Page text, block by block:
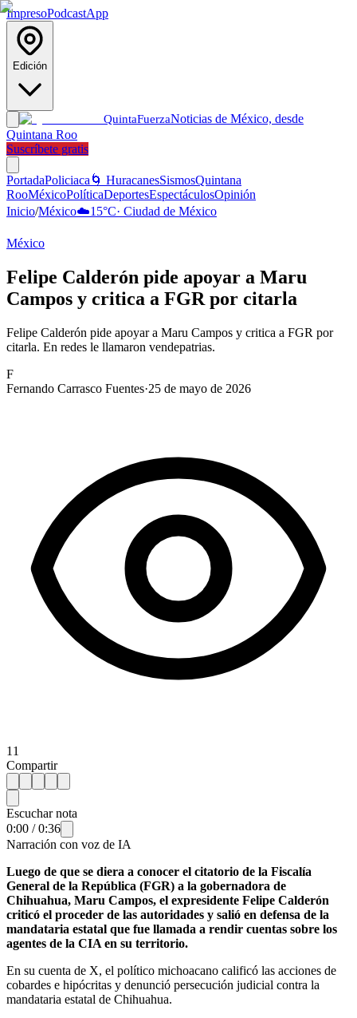
ImpresoPodcastApp
Edición
QuintaFuerzaNoticias de México, desde
Quintana Roo
Suscríbete gratis
PortadaPoliciaca 🌀 HuracanesSismosQuintana
RooMéxicoPolíticaDeportesEspectáculosOpinión
Inicio/México☁️15°C· Ciudad de México
México
Felipe Calderón pide apoyar a Maru
Campos y critica a FGR por citarla
Felipe Calderón pide apoyar a Maru Campos y critica a FGR por
citarla. En redes le llamaron vendepatrias.
F
Fernando Carrasco Fuentes·25 de mayo de 2026
11
Compartir
Escuchar nota
0:00 /0:36
Narración con voz de IA
Luego de que se diera a conocer el citatorio de la Fiscalía
General de la República (FGR) a la gobernadora de
Chihuahua, Maru Campos, el expresidente Felipe Calderón
criticó el proceder de las autoridades y salió en defensa de la
mandataria estatal que fue llamada a rendir cuentas sobre los
agentes de la CIA en su territorio.
En su cuenta de X, el político michoacano calificó las acciones de
cobardes e hipócritas y denunció persecución judicial contra la
mandataria estatal de Chihuahua.